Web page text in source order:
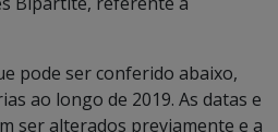
pode ser conferido abaixo,
ao longo de 2019. As datas e
ser alterados previamente e a